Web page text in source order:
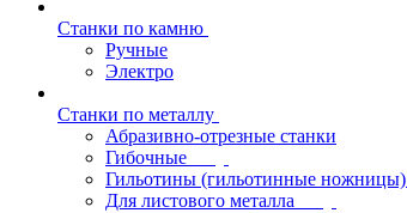
Станки по камню
Ручные
Электро
Станки по металлу
Абразивно-отрезные станки
Гибочные
Гильотины (гильотинные ножницы)
Для листового металла